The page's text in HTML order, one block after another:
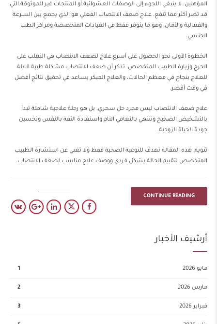
المؤهلين. لا ينبغي اللجوء إلى الوصفات العشوائية أو المنتجات غير الموثوقة التي
قد تضر أكثر مما تنفع. علاج ضعف الانتصاب الفعلي هو الذي يجمع بين السرعة
والفعالية والأمان، وهو ما يتوفر فقط في العيادات المتخصصة ومراكز الطب
الجنسي.
الخطوة الأولى نحو الحصول على أسرع علاج لضعف الانتصاب هي التغلب على
الحرج وزيارة الطبيب المتخصص. تذكر أن ضعف الانتصاب مشكلة طبية قابلة
للعلاج بنجاح في معظم الحالات، والعلاج المبكر يساعد في تحقيق نتائج أفضل
في وقت أقصر.
علاج ضعف الانتصاب ليس مجرد حل سحري، بل هو رحلة علاجية شاملة تبدأ
بالتشخيص الصحيح وتنتهي بالتعافي التام واستعادة الثقة بالنفس وتحسين
جودة الحياة الزوجية.
تنويه: هذه المقالة تهدف للتوعية الصحية فقط ولا تغني عن استشارة الطبيب
المتخصص لتقييم الحالة بشكل فردي ووصف علاج مناسب لضعف الانتصاب.
CONTINUE READING
أرشيف الأخبار
مايو 2026 1
مارس 2026 2
فبراير 2026 3